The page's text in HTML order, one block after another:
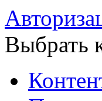
Выбрать